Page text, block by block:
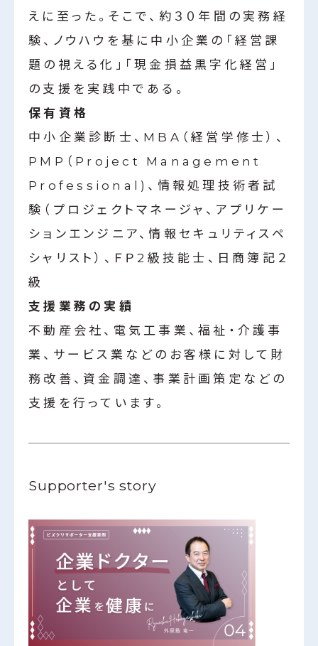
えに至った。そこで、約３０年間の実務経
験、ノウハウを基に中小企業の「経営課
題の視える化」「現金損益黒字化経営」
の支援を実践中である。
保有資格
中小企業診断士、MBA（経営学修士）、
PMP（Project Management
Professional)、情報処理技術者試
験（プロジェクトマネージャ、アプリケー
ションエンジニア、情報セキュリティスペ
シャリスト）、ＦＰ2級技能士、日商簿記２
級
支援業務の実績
不動産会社、電気工事業、福祉・介護事
業、サービス業などのお客様に対して財
務改善、資金調達、事業計画策定などの
支援を行っています。
Supporter's story